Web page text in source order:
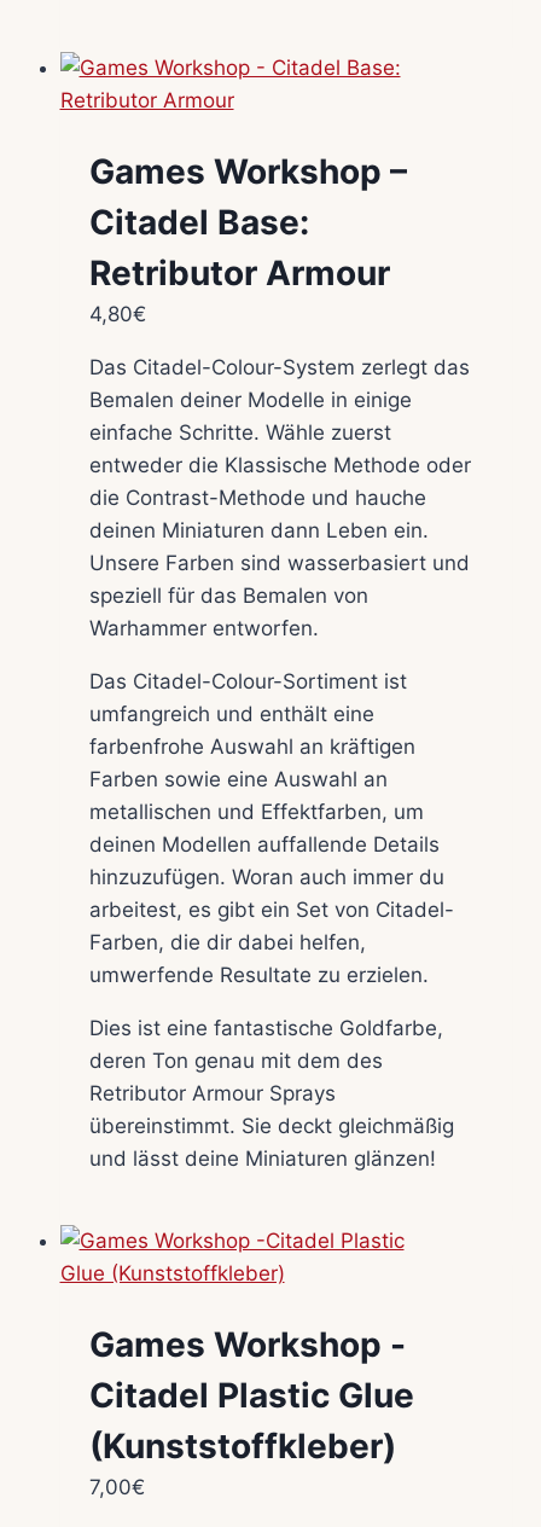
Games Workshop –
Citadel Base:
Retributor Armour
4,80€
Das Citadel-Colour-System zerlegt das
Bemalen deiner Modelle in einige
einfache Schritte. Wähle zuerst
entweder die Klassische Methode oder
die Contrast-Methode und hauche
deinen Miniaturen dann Leben ein.
Unsere Farben sind wasserbasiert und
speziell für das Bemalen von
Warhammer entworfen.
Das Citadel-Colour-Sortiment ist
umfangreich und enthält eine
farbenfrohe Auswahl an kräftigen
Farben sowie eine Auswahl an
metallischen und Effektfarben, um
deinen Modellen auffallende Details
hinzuzufügen. Woran auch immer du
arbeitest, es gibt ein Set von Citadel-
Farben, die dir dabei helfen,
umwerfende Resultate zu erzielen.
Dies ist eine fantastische Goldfarbe,
deren Ton genau mit dem des
Retributor Armour Sprays
übereinstimmt. Sie deckt gleichmäßig
und lässt deine Miniaturen glänzen!
Games Workshop -
Citadel Plastic Glue
(Kunststoffkleber)
7,00€